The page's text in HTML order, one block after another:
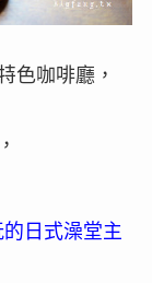
色咖啡廳，
日式澡堂主